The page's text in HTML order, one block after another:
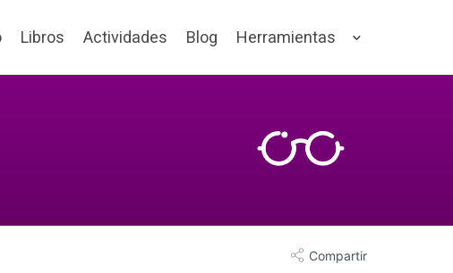
Libros Actividades Blog Herramientas
Compartir